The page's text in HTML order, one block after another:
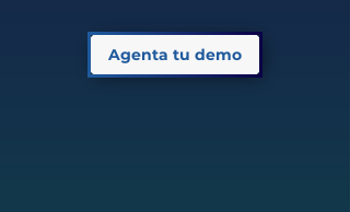
Agenta tu demo